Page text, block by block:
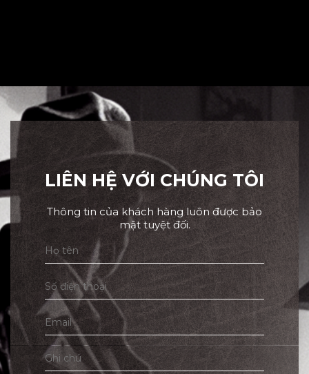
LIÊN HỆ VỚI CHÚNG TÔI
Thông tin của khách hàng luôn được bảo
mật tuyệt đối.